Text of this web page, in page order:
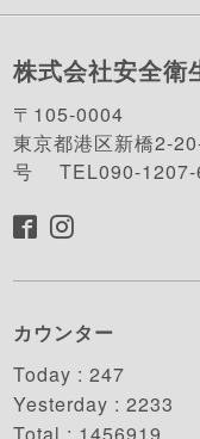
株式会社安全衛
〒105-0004
東京都港区新橋2-
号 TEL090-1207-
カウンター
Today :247
Yesterday :2233